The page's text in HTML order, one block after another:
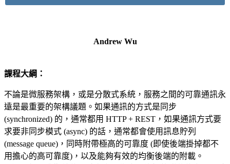
Andrew Wu
課程大綱：
不論是微服務架構，或是分散式系統，服務之間的可靠通訊永
遠是最重要的架構議題。如果通訊的方式是同步
(synchronized) 的，通常都用 HTTP + REST，如果通訊方式要
求要非同步模式 (async) 的話，通常都會使用訊息貯列
(message queue)，同時附帶極高的可靠度 (即使後端掛掉都不
用擔心的高可靠度)，以及能夠有效的均衡後端的附載。